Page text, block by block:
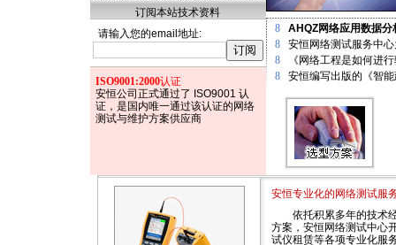
订阅本站技术资料
请输入您的email地址:
ISO9001:2000认证
安恒公司正式通过了 ISO9001 认
证，是国内唯一通过该认证的网络
测试与维护方案供应商
8
AHQZ网络应用数据
8
安恒网络测试服务中
8
《网络工程是如何进
8
安恒编写出版的《智
安恒专业化的网络测试服
依托积累多年的技术
方案，安恒网络测试中心
试仪租赁等各项专业化服